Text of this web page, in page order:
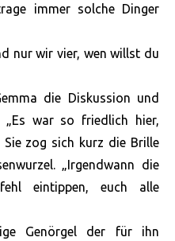
immer solche Dinger
nur wir vier, wen willst du
die Diskussion und
war so friedlich hier,
zog sich kurz die Brille
„Irgendwann die
eintippen, euch alle
Genörgel der für ihn